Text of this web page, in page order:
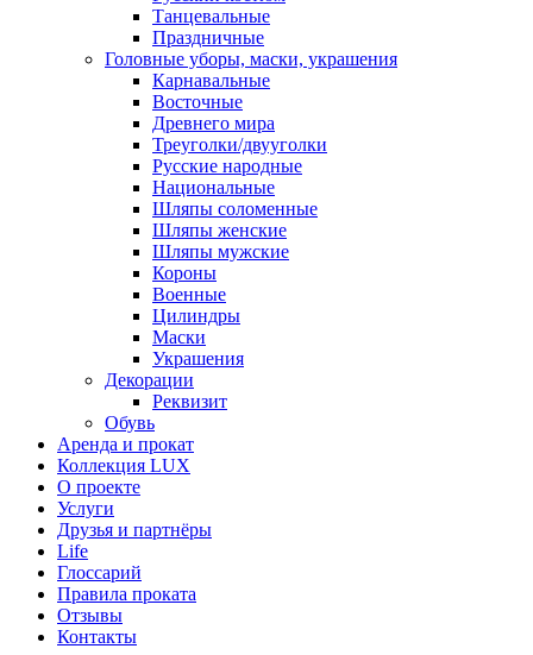
Танцевальные
Праздничные
Головные уборы, маски, украшения
Карнавальные
Восточные
Древнего мира
Треуголки/двууголки
Русские народные
Национальные
Шляпы соломенные
Шляпы женские
Шляпы мужские
Короны
Военные
Цилиндры
Маски
Украшения
Декорации
Реквизит
Обувь
Аренда и прокат
Коллекция LUX
О проекте
Услуги
Друзья и партнёры
Life
Глоссарий
Правила проката
Отзывы
Контакты